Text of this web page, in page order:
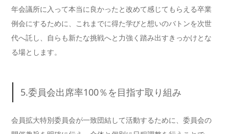
年会議所に入って本当に良かったと改めて感じてもらえる卒業
例会にするために、これまでに得た学びと想いのバトンを次世
代へ託し、自らも新たな挑戦へと力強く踏み出すきっかけとな
る場とします。
5.委員会出席率100％を目指す取り組み
会員拡大特別委員会が一致団結して活動するために、委員会の